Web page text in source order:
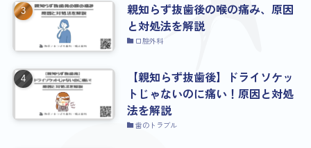
親知らず抜歯後の喉の痛み、原因
と対処法を解説
口腔外科
【親知らず抜歯後】ドライソケッ
トじゃないのに痛い！原因と対処
法を解説
歯のトラブル